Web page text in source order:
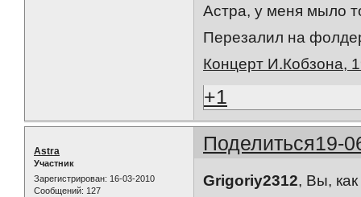
Астра, у меня мыло
Перезалил на
Концерт И.Кобзона,
+1
Поделиться19-
Astra
Участник
Зарегистрирован: 16-03-2010
Сообщений: 127
Grigoriy2312, Вы,